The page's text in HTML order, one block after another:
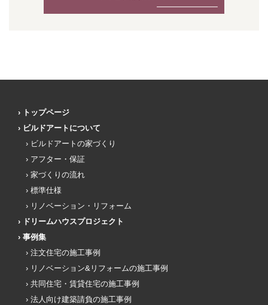
トップページ
ビルドアートについて
ビルドアートの家づくり
アフター・保証
家づくりの流れ
標準仕様
リノベーション・リフォーム
ドリームハウスプロジェクト
事例集
注文住宅の施工事例
リノベーション&リフォームの施工事例
共同住宅・賃貸住宅の施工事例
法人向け建築請負の施工事例